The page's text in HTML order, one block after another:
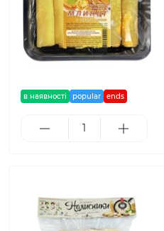
в наявності popular ends